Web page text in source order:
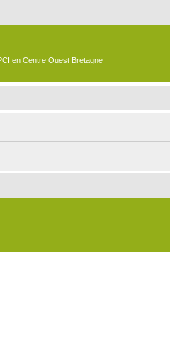
en Centre Ouest Bretagne